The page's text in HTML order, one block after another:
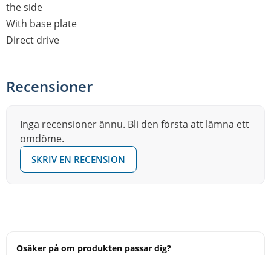
the side
With base plate
Direct drive
Recensioner
Inga recensioner ännu. Bli den första att lämna ett
omdöme.
SKRIV EN RECENSION
Osäker på om produkten passar dig?